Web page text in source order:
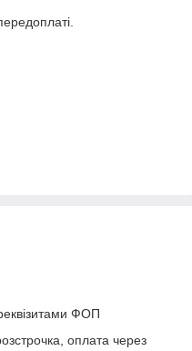
ФОП
оплата через